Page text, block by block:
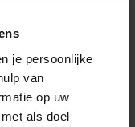
je persoonlijke
van
op uw
als doel